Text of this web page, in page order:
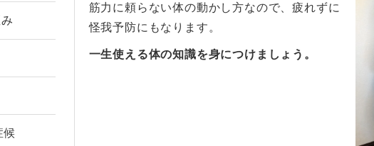
筋力に頼らない体の動かし方なので、疲れずに
怪我予防にもなります。
一生使える体の知識を身につけましょう。
候